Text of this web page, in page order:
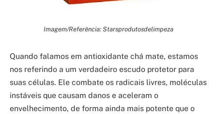
Imagem/Referência: Starsprodutosdelimpeza
Quando falamos em antioxidante chá mate, estamos
nos referindo a um verdadeiro escudo protetor para
suas células. Ele combate os radicais livres, moléculas
instáveis que causam danos e aceleram o
envelhecimento, de forma ainda mais potente que o